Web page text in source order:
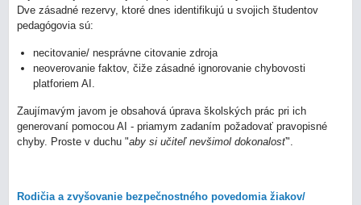
Dve zásadné rezervy, ktoré dnes identifikujú u svojich študentov
pedagógovia sú:
necitovanie/ nesprávne citovanie zdroja
neoverovanie faktov, čiže zásadné ignorovanie chybovosti
platforiem AI.
Zaujímavým javom je obsahová úprava školských prác pri ich
generovaní pomocou AI - priamym zadaním požadovať pravopisné
chyby. Proste v duchu "aby si učiteľ nevšimol dokonalosť".
Rodičia a zvyšovanie bezpečnostného povedomia žiakov/